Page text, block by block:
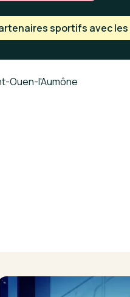
sportifs avec
Ouen-l'Aumône